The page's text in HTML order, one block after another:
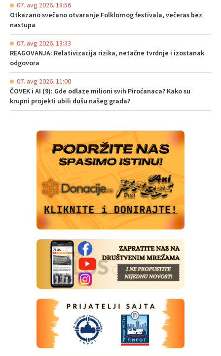
07. avg 2026. 18:56
Otkazano svečano otvaranje Folklornog festivala, večeras bez
nastupa
07. avg 2026. 13:33
REAGOVANJA: Relativizacija rizika, netačne tvrdnje i izostanak
odgovora
07. avg 2026. 11:00
ČOVEK i AI (9): Gde odlaze milioni svih Piroćanaca? Kako su
krupni projekti ubili dušu našeg grada?